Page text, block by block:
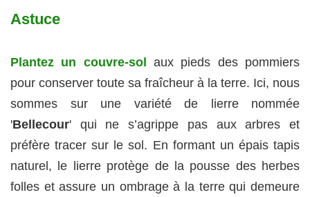
Astuce
Plantez un couvre-sol
aux pieds des pommiers
pour conserver toute sa fraîcheur à la terre. Ici, nous
sommes sur une variété de lierre nommée
'Bellecour' qui ne s’agrippe pas aux arbres et
préfère tracer sur le sol. En formant un épais tapis
naturel, le lierre protège de la pousse des herbes
folles et assure un ombrage à la terre qui demeure